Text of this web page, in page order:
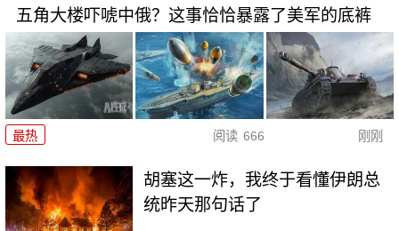
五角大楼吓唬中俄？这事恰恰暴露了美军的底裤
最热 阅读 666 刚刚
胡塞这一炸，我终于看懂伊朗总
统昨天那句话了